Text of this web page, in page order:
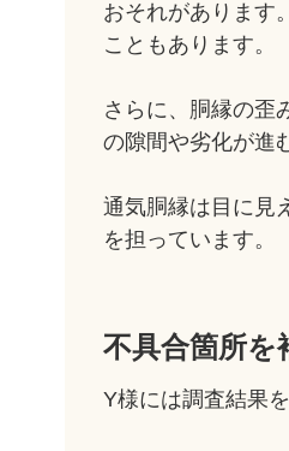
おそれがあります
こともあります。
さらに、胴縁の歪
の隙間や劣化が進
通気胴縁は目に見
を担っています。
不具合箇所を
Y様には調査結果